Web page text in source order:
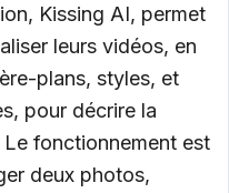
Kissing AI, permet
leurs vidéos, en
plans, styles, et
pour décrire la
fonctionnement est
deux photos,